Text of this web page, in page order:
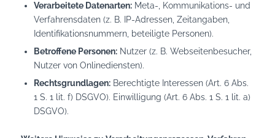
Verarbeitete Datenarten:Meta-, Kommunikations- und
Verfahrensdaten (z. B. IP-Adressen, Zeitangaben,
Identifikationsnummern, beteiligte Personen).
Betroffene Personen:Nutzer (z. B. Webseitenbesucher,
Nutzer von Onlinediensten).
Rechtsgrundlagen:Berechtigte Interessen (Art. 6 Abs.
1 S. 1 lit. f) DSGVO). Einwilligung (Art. 6 Abs. 1 S. 1 lit. a)
DSGVO).